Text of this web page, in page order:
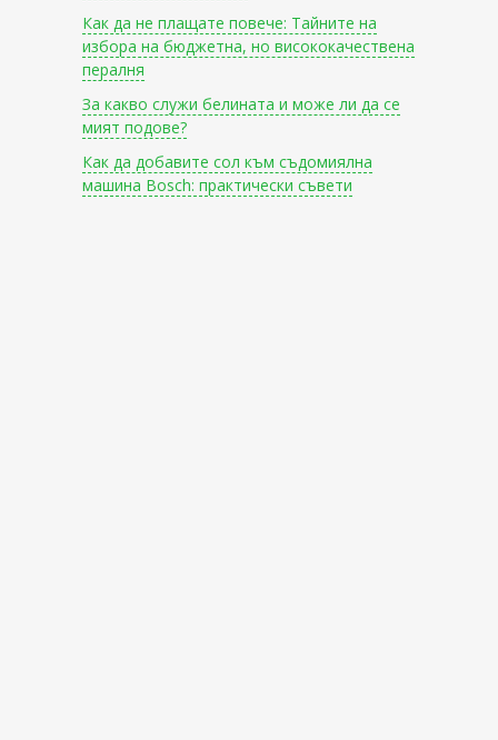
Как да не плащате повече: Тайните на
избора на бюджетна, но висококачествена
пералня
За какво служи белината и може ли да се
мият подове?
Как да добавите сол към съдомиялна
машина Bosch: практически съвети